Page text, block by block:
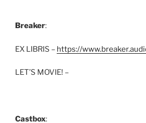
Breaker:
EX LIBRIS – https://
LET’S MOVIE! –
Castbox: